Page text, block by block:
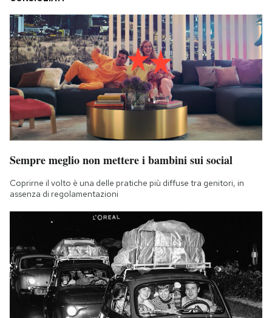
Sempre meglio non mettere i bambini sui social
Coprirne il volto è una delle pratiche più diffuse tra genitori, in
assenza di regolamentazioni